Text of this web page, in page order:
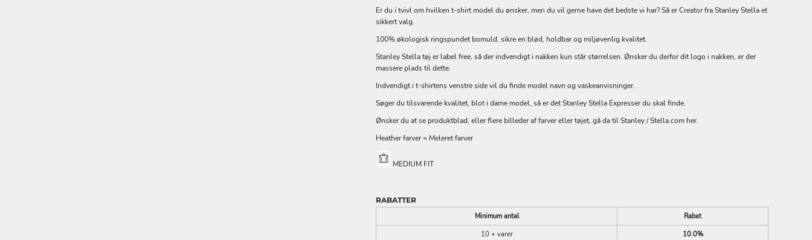
Er du i tvivl om hvilken t-shirt model du ønsker, men du vil gerne have det bedste vi har? Så er Creator fra Stanley Stella et
sikkert valg.
100% økologisk ringspundet bomuld, sikre en blød, holdbar og miljøvenlig kvalitet.
Stanley Stella tøj er label free, så der indvendigt i nakken kun står størrelsen. Ønsker du derfor dit logo i nakken, er der
massere plads til dette.
Indvendigt i t-shirtens venstre side vil du finde model navn og vaskeanvisninger.
Søger du tilsvarende kvalitet, blot i dame model, så er det Stanley Stella Expresser du skal finde.
Ønsker du at se produktblad, eller flere billeder af farver eller tøjet, gå da til Stanley / Stella.com her.
Heather farver = Meleret farver
MEDIUM FIT
RABATTER
Minimum antal
Rabat
10 + varer
10.0%